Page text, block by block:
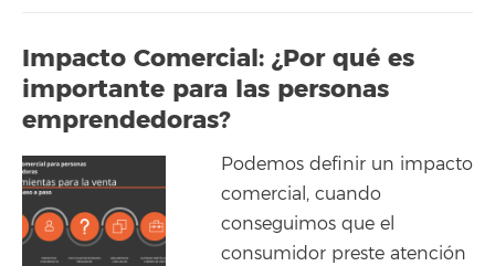
Impacto Comercial: ¿Por qué es
importante para las personas
emprendedoras?
Podemos definir un impacto
comercial, cuando
conseguimos que el
consumidor preste atención